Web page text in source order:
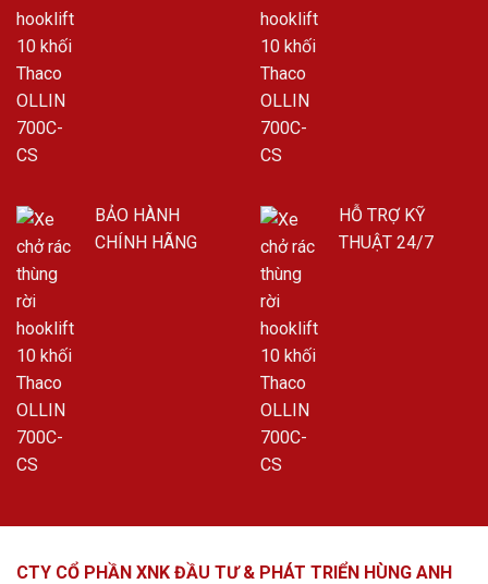
BẢO HÀNH
CHÍNH HÃNG
HỖ TRỢ KỸ
THUẬT 24/7
CTY CỔ PHẦN XNK ĐẦU TƯ & PHÁT TRIỂN HÙNG ANH